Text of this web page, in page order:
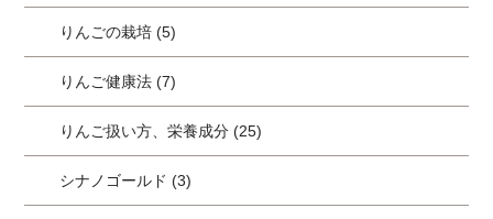
りんごの栽培 (5)
りんご健康法 (7)
りんご扱い方、栄養成分 (25)
シナノゴールド (3)